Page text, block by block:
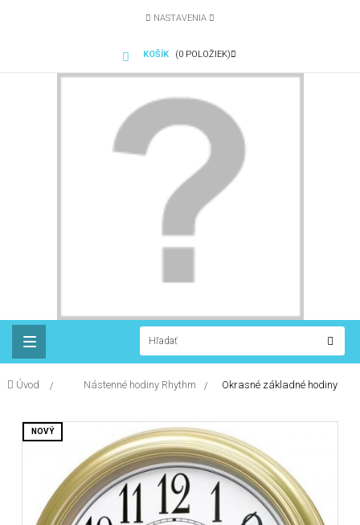
NASTAVENIA
KOŠÍK (0 POLOŽIEK)
navigation
Úvod &gt; Nástenné hodiny Rhythm > Okrasné základné hodiny
NOVÝ